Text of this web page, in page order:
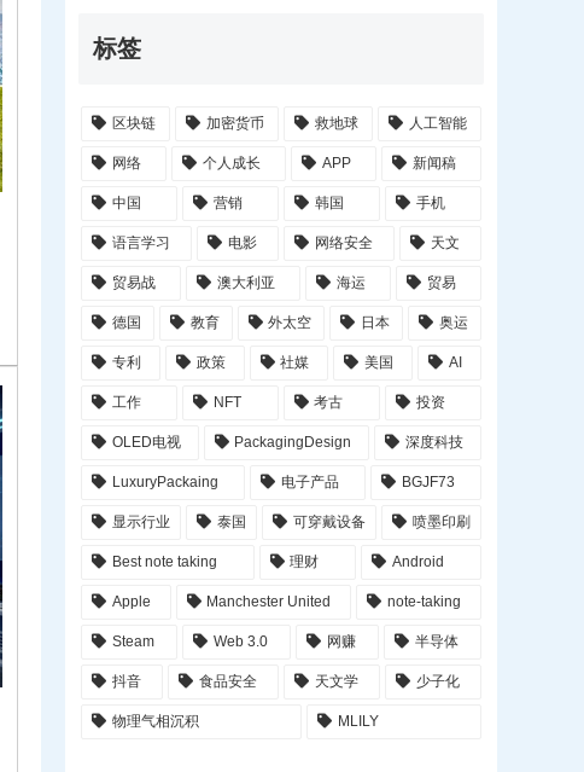
标签
区块链 加密货币 救地球 人工智能
网络 个人成长 APP 新闻稿
中国 营销 韩国 手机
语言学习 电影 网络安全 天文
贸易战 澳大利亚 海运 贸易
德国 教育 外太空 日本 奥运
专利 政策 社媒 美国 AI
工作 NFT 考古 投资
OLED电视 PackagingDesign 深度科技
LuxuryPackaing 电子产品 BGJF73
显示行业 泰国 可穿戴设备 喷墨印刷
Best note taking 理财 Android
Apple Manchester United note-taking
Steam Web 3.0 网赚 半导体
抖音 食品安全 天文学 少子化
物理气相沉积 MLILY